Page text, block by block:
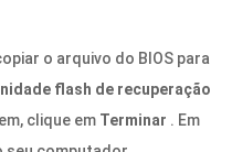
o arquivo do BIOS para
flash de recuperação
clique em Terminar . Em